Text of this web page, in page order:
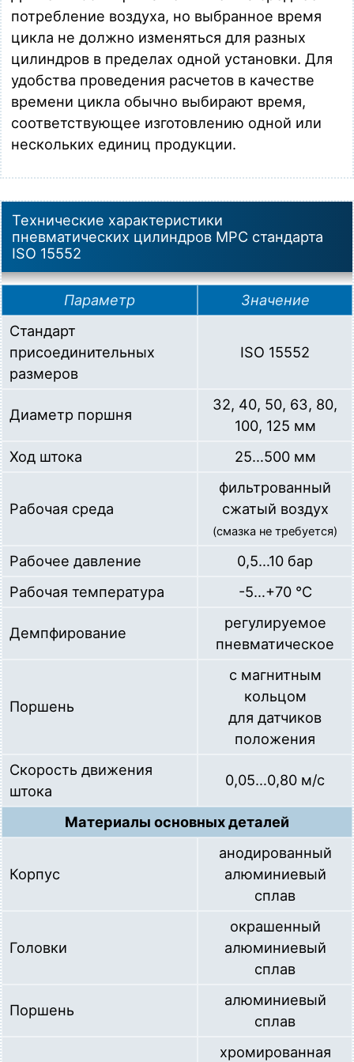
потребление воздуха, но выбранное время
цикла не должно изменяться для разных
цилиндров в пределах одной установки. Для
удобства проведения расчетов в качестве
времени цикла обычно выбирают время,
соответствующее изготовлению одной или
нескольких единиц продукции.
Технические характеристики
пневматических цилиндров MPC стандарта
ISO 15552
Параметр
Значение
Стандарт
присоединительных
размеров
ISO 15552
Диаметр поршня
32, 40, 50, 63, 80,
100, 125 мм
Ход штока
25…500 мм
Рабочая среда
фильтрованный
сжатый воздух
(смазка не требуется)
Рабочее давление
0,5…10 бар
Рабочая температура
-5…+70 °C
Демпфирование
регулируемое
пневматическое
Поршень
с магнитным
кольцом
для датчиков
положения
Скорость движения
штока
0,05…0,80 м/с
Материалы основных деталей
Корпус
анодированный
алюминиевый
сплав
Головки
окрашенный
алюминиевый
сплав
Поршень
алюминиевый
сплав
хромированная